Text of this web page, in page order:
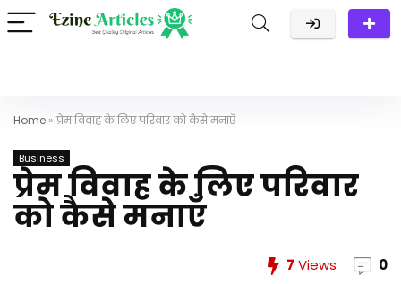
Home »प्रेम विवाह के लिए परिवार को कैसे मनाएँ
Business
प्रेम विवाह के लिए परिवार
को कैसे मनाएँ
7 Views 0